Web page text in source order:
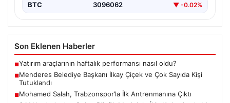
BTC 3096062 ▼ -0.02%
Son Eklenen Haberler
■Yatırım araçlarının haftalık performansı nasıl oldu?
■Menderes Belediye Başkanı İlkay Çiçek ve Çok Sayıda Kişi
Tutuklandı
■Mohamed Salah, Trabzonspor’la İlk Antrenmanına Çıktı